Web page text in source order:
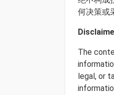
何决策或
The
legal, or